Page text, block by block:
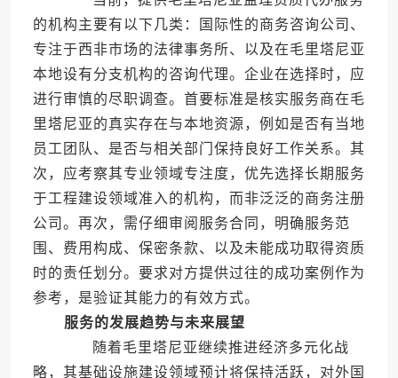
的机构主要有以下几类：国际性的商务咨询公司、
专注于西非市场的法律事务所、以及在毛里塔尼亚
本地设有分支机构的咨询代理。企业在选择时，应
进行审慎的尽职调查。首要标准是核实服务商在毛
里塔尼亚的真实存在与本地资源，例如是否有当地
员工团队、是否与相关部门保持良好工作关系。其
次，应考察其专业领域专注度，优先选择长期服务
于工程建设领域准入的机构，而非泛泛的商务注册
公司。再次，需仔细审阅服务合同，明确服务范
围、费用构成、保密条款、以及未能成功取得资质
时的责任划分。要求对方提供过往的成功案例作为
参考，是验证其能力的有效方式。
服务的发展趋势与未来展望
随着毛里塔尼亚继续推进经济多元化战
略，其基础设施建设领域预计将保持活跃，对外国